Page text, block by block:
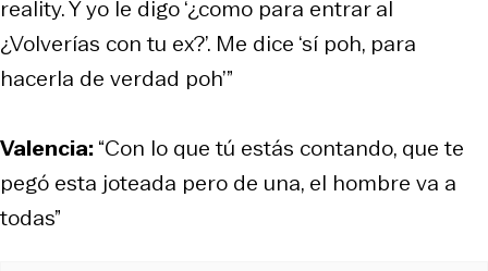
reality. Y yo le digo ‘¿como para entrar al
¿Volverías con tu ex?’. Me dice ‘sí poh, para
hacerla de verdad poh’”
Valencia:“Con lo que tú estás contando, que te
pegó esta joteada pero de una, el hombre va a
todas”